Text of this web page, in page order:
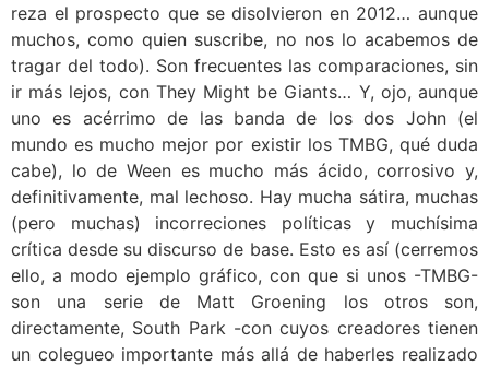
reza el prospecto que se disolvieron en 2012… aunque
muchos, como quien suscribe, no nos lo acabemos de
tragar del todo). Son frecuentes las comparaciones, sin
ir más lejos, con They Might be Giants… Y, ojo, aunque
uno es acérrimo de las banda de los dos John (el
mundo es mucho mejor por existir los TMBG, qué duda
cabe), lo de Ween es mucho más ácido, corrosivo y,
definitivamente, mal lechoso. Hay mucha sátira, muchas
(pero muchas) incorreciones políticas y muchísima
crítica desde su discurso de base. Esto es así (cerremos
ello, a modo ejemplo gráfico, con que si unos -TMBG-
son una serie de Matt Groening los otros son,
directamente, South Park -con cuyos creadores tienen
un colegueo importante más allá de haberles realizado